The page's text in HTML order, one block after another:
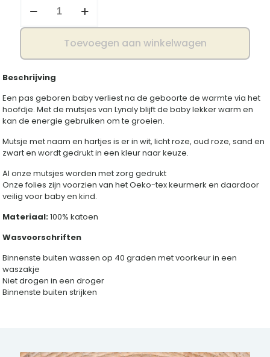
naam
Toevoegen aan winkelwagen
Beschrijving
Een pas geboren baby verliest na de geboorte de warmte via het
hoofdje. Met de mutsjes van Lynaly blijft de baby lekker warm en
kan de energie gebruiken om te groeien.
Mutsje met naam en hartjes is er in wit, licht roze, oud roze, sand en
zwart en wordt gedrukt in een kleur naar keuze.
Al onze mutsjes worden met zorg gedrukt
Onze folies zijn voorzien van het Oeko-tex keurmerk en daardoor
veilig voor baby en kind.
Materiaal:100% katoen
Wasvoorschriften
Binnenste buiten wassen op 40 graden met voorkeur in een
waszakje
Niet drogen in een droger
Binnenste buiten strijken